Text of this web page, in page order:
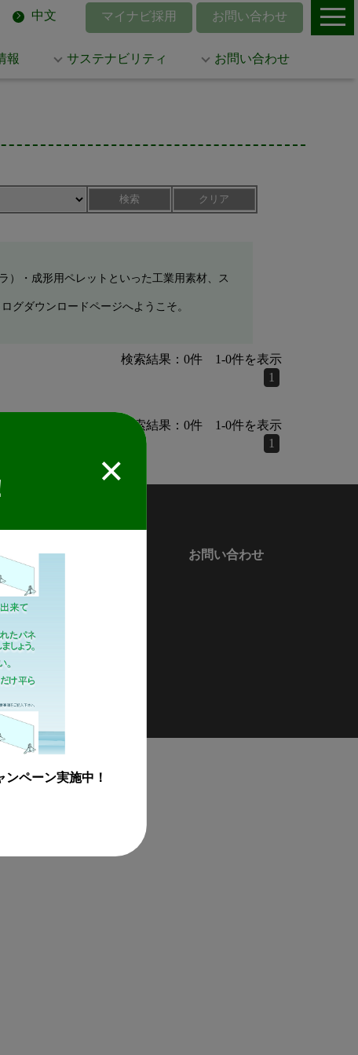
中文 マイナビ採用 お問い合わせ
報 サステナビリティ お問い合わせ
ペーン実施中！
検索 クリア
）・成形用ペレットといった工業用素材、ス
グダウンロードページへようこそ。
検索結果： 0件 1-0件を表示
1
検索結果： 0件 1-0件を表示
1
会社情報
会社案内
新着情報
緑川化成グループ概要
サステナビリティ
マイナビ採用ページ
お問い合わせ